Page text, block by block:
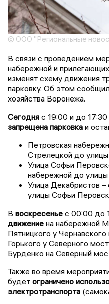
© ООО "Региональные
В связи с проведением
набережной и
изменят схему движения
парковку. Об этом
хозяйства Воронежа.
Сегодня с 19:00 и до 17:30
запрещена парковка и
Петровская
Стрелецкой до
Улица Софьи
набережной до улицы
Улица Декабристов –
улицы Софьи
В воскресенье с 00:00 до
движение на набережной
Пятницкого у
Горького у Северного
Бурденко на Северный
Также во время
будет ограничено
электротранспорта